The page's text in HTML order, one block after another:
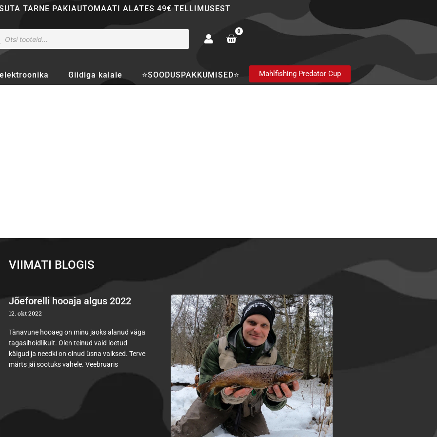
TARNE PAKIAUTOMAATI ALATES 49€ TELLIMUSEST
0
Cart
Giidiga kalale ⭐SOODUSPAKKUMISED⭐ Mahlfishing Predator Cup
VIIMATI BLOGIS
Jõeforelli hooaja algus 2022
12. okt 2022
Tänavune hooaeg on minu jaoks alanud väga
tagasihoidlikult. Olen teinud vaid loetud
käigud ja needki on olnud üsna vaiksed. Terve
märts jäi sootuks vahele. Veebruaris